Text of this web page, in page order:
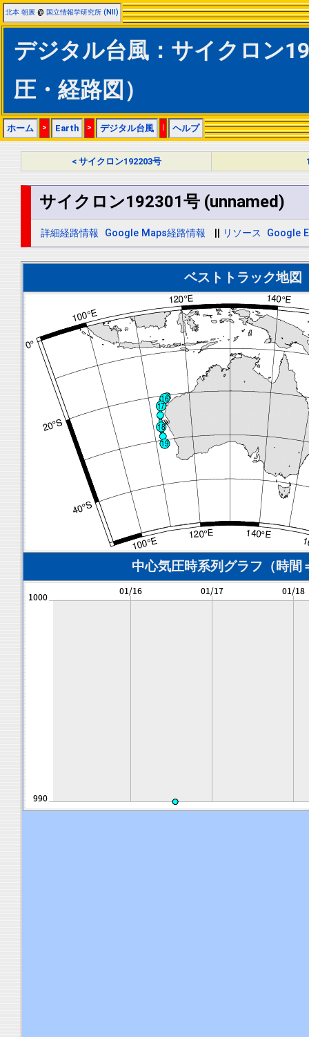
北本 朝展 @ 国立情報学研究所 (NII)
デジタル台風：サイクロン
圧・経路図）
ホーム > Earth > デジタル台風 | ヘルプ
< サイクロン192203号
サイクロン192301号 (unnamed)
詳細経路情報 Google Maps経路情報 リソース Google
ベストトラック地図
中心気圧時系列グラフ（時間